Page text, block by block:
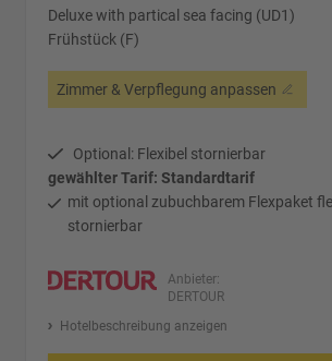
Deluxe with partical sea facing (UD1)
Frühstück (F)
Zimmer & Verpflegung anpassen
Optional: Flexibel stornierbar
gewählter Tarif: Standardtarif
mit optional zubuchbarem Flexpaket
stornierbar
Anbieter:
DERTOUR
Hotelbeschreibung anzeigen